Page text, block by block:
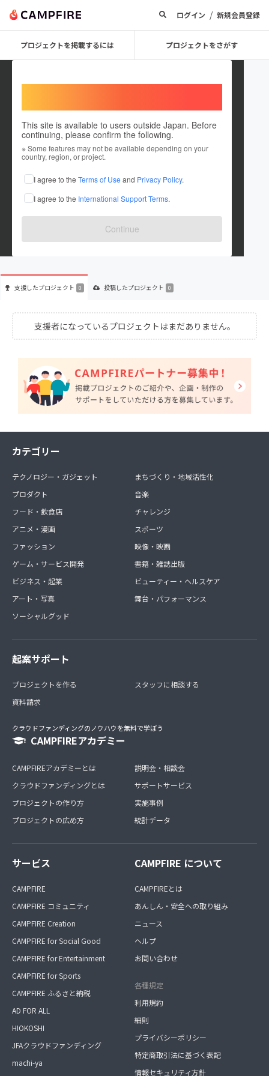
ログイン / 新規会員登録
プロジェクトを掲載するには プロジェクトをさがす
This site is available to users outside Japan. Before
continuing, please confirm the following.
※ Some features may not be available depending on your
country, region, or project.
I agree to the Terms of Use and Privacy Policy.
I agree to the International Support Terms.
Continue
taigo88zacom
在住国：日本
出身国：日本
www.facebook.com/taigo88zacom/
支援したプロジェクト 0 投稿したプロジェクト 0
支援者になっているプロジェクトはまだありません。
カテゴリー
テクノロジー・ガジェット
プロダクト
フード・飲食店
アニメ・漫画
ファッション
ゲーム・サービス開発
ビジネス・起業
アート・写真
ソーシャルグッド
まちづくり・地域活性化
音楽
チャレンジ
スポーツ
映像・映画
書籍・雑誌出版
ビューティー・ヘルスケア
舞台・パフォーマンス
起案サポート
プロジェクトを作る
資料請求
スタッフに相談する
クラウドファンディングのノウハウを無料で学ぼう
CAMPFIREアカデミー
CAMPFIREアカデミーとは
クラウドファンディングとは
プロジェクトの作り方
プロジェクトの広め方
説明会・相談会
サポートサービス
実施事例
統計データ
サービス
CAMPFIRE
CAMPFIRE コミュニティ
CAMPFIRE Creation
CAMPFIRE for Social Good
CAMPFIRE for Entertainment
CAMPFIRE for Sports
CAMPFIRE ふるさと納税
AD FOR ALL
HIOKOSHI
JFAクラウドファンディング
machi-ya
CAMPFIRE について
CAMPFIREとは
あんしん・安全への取り組み
ニュース
ヘルプ
お問い合わせ
各種規定
利用規約
細則
プライバシーポリシー
特定商取引法に基づく表記
情報セキュリティ方針